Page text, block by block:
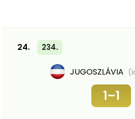
24. 234.
JUGOSZLÁVIA
1–1